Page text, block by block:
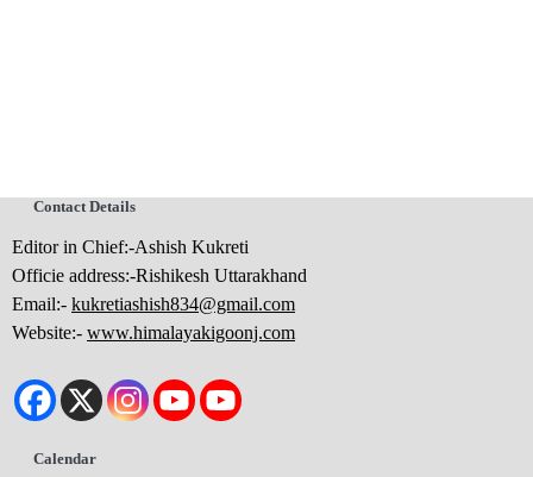
Contact Details
Editor in Chief:-Ashish Kukreti
Officie address:-Rishikesh Uttarakhand
Email:- kukretiashish834@gmail.com
Website:- www.himalayakigoonj.com
Calendar